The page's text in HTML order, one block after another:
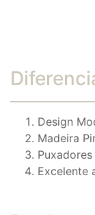
Design
Madeira
Excelente